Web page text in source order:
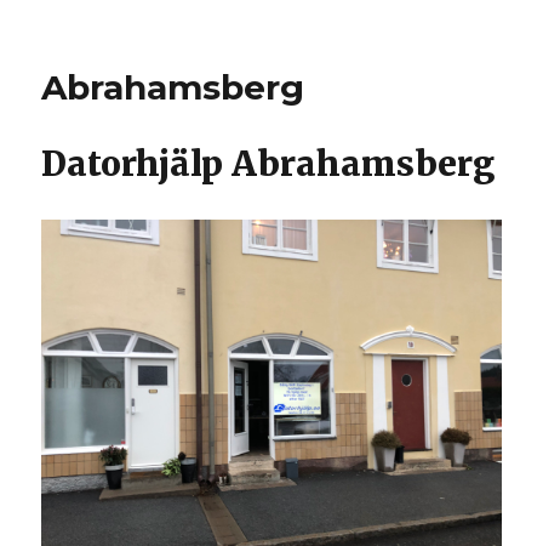
Abrahamsberg
Datorhjälp Abrahamsberg